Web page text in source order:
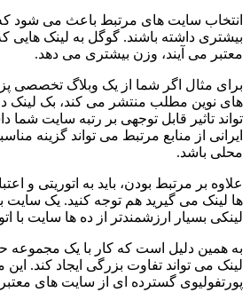
انتخاب سایت های مرتبط باعث می شود
بیشتری داشته باشند. گوگل به لینک هایی
معتبر می آیند، وزن بیشتری می دهد.
برای مثال اگر شما از یک وبلاگ تخصصی
های نوین مطلب منتشر می کند، بک لینک
تواند تاثیر قابل توجهی بر رتبه سایت شما
ایرانی از منابع مرتبط می تواند گزینه
محلی باشد.
علاوه بر مرتبط بودن، باید به اتوریتی و
ها لینک می گیرید هم توجه کنید. یک سایت با
لینکی بسیار ارزشمندتر از ده ها سایت با
به همین دلیل است که کار با یک مجموعه
لینک می تواند تفاوت بزرگی ایجاد کند.
پورتفولیوی گسترده ای از سایت های